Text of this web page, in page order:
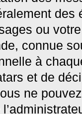
ou
connue
à
et de
ne